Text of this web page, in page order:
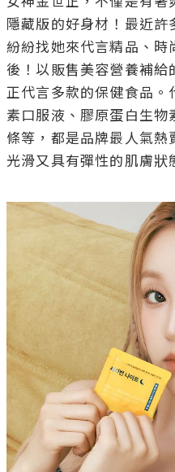
隱藏版的好身材！最近許
紛紛找她來代言精品、時
後！以販售美容營養補
正代言多款的保健食品。
素口服液、膠原蛋白生物
條等，都是品牌最人氣熱
光滑又具有彈性的肌膚狀